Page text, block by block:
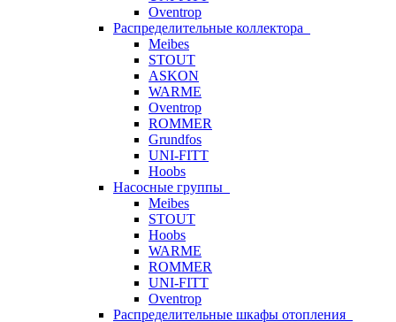
Oventrop
Распределительные коллектора
Meibes
STOUT
ASKON
WARME
Oventrop
ROMMER
Grundfos
UNI-FITT
Hoobs
Насосные группы
Meibes
STOUT
Hoobs
WARME
ROMMER
UNI-FITT
Oventrop
Распределительные шкафы отопления